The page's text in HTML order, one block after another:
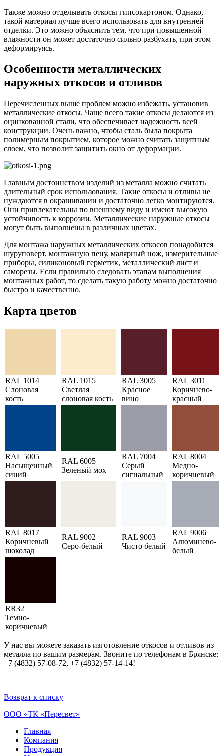
Также можно отделывать откосы гипсокартоном. Однако,
такой материал лучше всего использовать для внутренней
отделки. Это можно объяснить тем, что при повышенной
влажности он может достаточно сильно разбухать, при этом
деформируясь.
Особенности металлических
наружных откосов и отливов
Перечисленных выше проблем можно избежать, установив
металлические откосы. Чаще всего такие откосы делаются из
оцинкованной стали, что обеспечивает надежность всей
конструкции. Очень важно, чтобы сталь была покрыта
полимерным покрытием, которое можно считать защитным
слоем, что позволит защитить окно от деформации.
Главным достоинством изделий из металла можно считать
длительный срок использования. Такие откосы и отливы не
нуждаются в окрашивании и достаточно легко монтируются.
Они привлекательны по внешнему виду и имеют высокую
устойчивость к коррозии. Металлические наружные откосы
могут быть выполнены в различных цветах.
Для монтажа наружных металлических откосов понадобится
шуруповерт, монтажную пену, малярный нож, измерительные
приборы, силиконовый герметик, металлический лист и
саморезы. Если правильно следовать этапам выполнения
монтажных работ, то сделать такую работу можно достаточно
быстро и качественно.
Карта цветов
RAL 1014
Слоновая
кость
RAL 1015
Светлая
слоновая кость
RAL 3005
Красное
вино
RAL 3011
Коричнево-
красный
RAL 5005
Насыщенный
синий
RAL 6005
Зеленый мох
RAL 7004
Серый
сигнальный
RAL 8004
Медно-
коричневый
RAL 8017
Коричневый
шоколад
RAL 9002
Серо-белый
RAL 9003
Чисто белый
RAL 9006
Алюминево-
белый
RR32
Темно-
коричневый
У нас вы можете заказать изготовление откосов и отливов из
металла по вашим размерам. Звоните по телефонам в Брянске:
+7 (4832) 57-08-72, +7 (4832) 57-14-14!
Возврат к списку
ООО «ТК «Пересвет»
Главная
Компания
Продукция